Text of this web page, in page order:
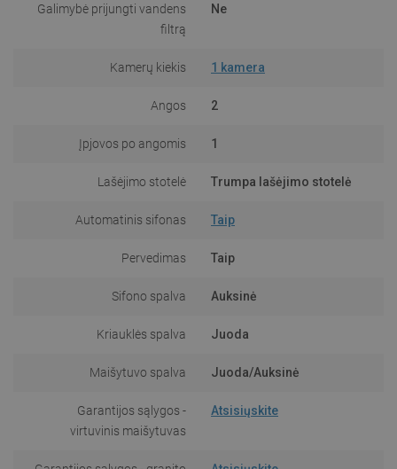
Galimybė prijungti vandens
filtrą
Ne
Kamerų kiekis 1 kamera
Angos 2
Įpjovos po angomis 1
Lašėjimo stotelė Trumpa lašėjimo stotelė
Automatinis sifonas Taip
Pervedimas Taip
Sifono spalva Auksinė
Kriauklės spalva Juoda
Maišytuvo spalva Juoda/Auksinė
Garantijos sąlygos -
virtuvinis maišytuvas
Atsisiųskite